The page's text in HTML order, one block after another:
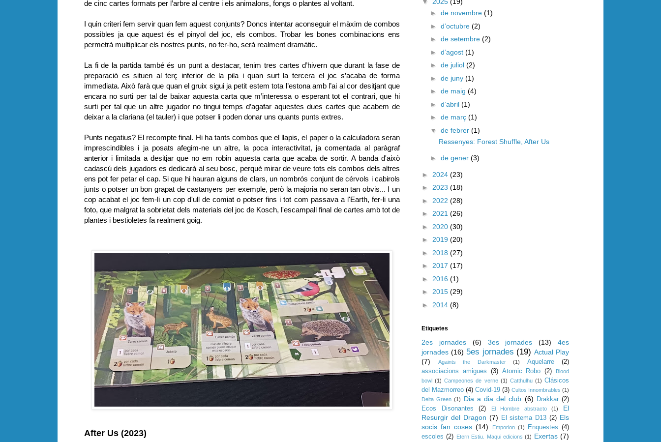
de cinc cartes formats per l’arbre al centre i els animalons, fongs o plantes al voltant.
I quin criteri fem servir quan fem aquest conjunts? Doncs intentar aconseguir el màxim de combos
possibles ja que aquest és el pinyol del joc, els combos. Trobar les bones combinacions ens
permetrà multiplicar els nostres punts, no fer-ho, serà realment dramàtic.
La fi de la partida també és un punt a destacar, tenim tres cartes d’hivern que durant la fase de
preparació es situen al terç inferior de la pila i quan surt la tercera el joc s’acaba de forma
immediata. Això farà que quan el gruix sigui ja petit estem tota l’estona amb l’ai al cor desitjant que
encara no surti per tal de baixar aquesta carta que m’interessa o esperant tot el contrari, que hi
surti per tal que un altre jugador no tingui temps d’agafar aquestes dues cartes que acabem de
deixar a la clariana (el tauler) i que potser li poden donar uns quants punts extres.
Punts negatius? El recompte final. Hi ha tants combos que el llapis, el paper o la calculadora seran
imprescindibles i ja posats afegim-ne un altre, la poca interactivitat, ja comentada al paràgraf
anterior i limitada a desitjar que no em robin aquesta carta que acaba de sortir. A banda d'això
cadascú dels jugadors es dedicarà al seu bosc, perquè mirar de veure tots els combos dels altres
ens pot fer petar el cap. Si que hi hauran alguns de clars, un nombrós conjunt de cérvols i cabirols
junts o potser un bon grapat de castanyers per exemple, però la majoria no seran tan obvis... I un
cop acabat el joc fem-li un cop d'ull de comiat o potser fins i tot com passava a l'Earth, fer-li una
foto, que malgrat la sobrietat dels materials del joc de Kosch, l'escampall final de cartes amb tot de
plantes i bestioletes fa realment goig.
After Us (2023)
▼ 2025 (19)
► de novembre (1)
► d’octubre (2)
► de setembre (2)
► d’agost (1)
► de juliol (2)
► de juny (1)
► de maig (4)
► d’abril (1)
► de març (1)
▼ de febrer (1)
Ressenyes: Forest Shuffle, After Us
► de gener (3)
► 2024 (23)
► 2023 (18)
► 2022 (28)
► 2021 (26)
► 2020 (30)
► 2019 (20)
► 2018 (27)
► 2017 (17)
► 2016 (1)
► 2015 (29)
► 2014 (8)
Etiquetes
2es jornades (6) 3es jornades (13)
4es
jornades (16) 5es jornades (19) Actual Play
(7)
Againts the Darkmaster (1) Aquelarre
(2)
associacions amigues
(3) Atomic Robo (2)
Blood
bowl (1) Campeones de verne (1) Catthulhu (1) Clásicos
del Mazmorreo (4) Covid-19 (3) Cultos Innombrables (1)
Delta Green (1) Dia a dia del club (6) Drakkar (2)
Ecos Disonantes
(2) El Hombre abstracto (1)
El
Resurgir del Dragon (7) El sistema D13 (2) Els
socis fan coses (14) Emporion (1) Enquestes (4)
escoles (2) Etern Estiu. Maqui edicions (1) Exertas (7)